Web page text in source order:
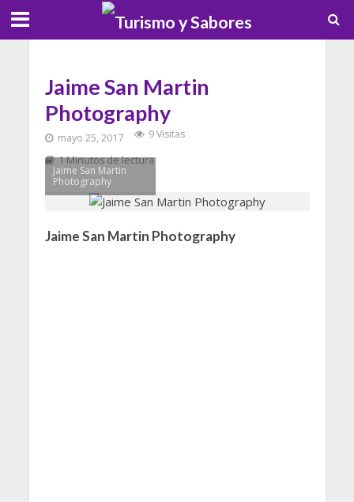
Jaime San Martin
Photography
mayo 25, 2017
9 Visitas
1 Minutos de lectura
Jaime San Martin
Photography
Jaime San Martin Photography